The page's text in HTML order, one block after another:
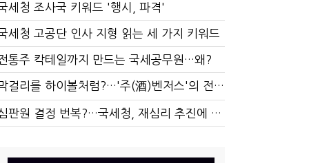
세청 조사국 키워드 '행시, 파격'
세청 고공단 인사 지형 읽는 세 가지 키워드
통주 칵테일까지 만드는 국세공무원…왜?
막걸리를 하이볼처럼?…'주(酒)벤저스'의 전통주 즐기는 법
심판원 결정 번복?…국세청, 재심리 추진에 납세자 부담 우려